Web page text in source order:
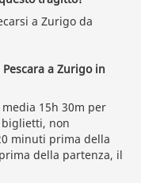
a Zurigo da
a Zurigo in
15h 30m per
non
minuti prima della
della partenza, il